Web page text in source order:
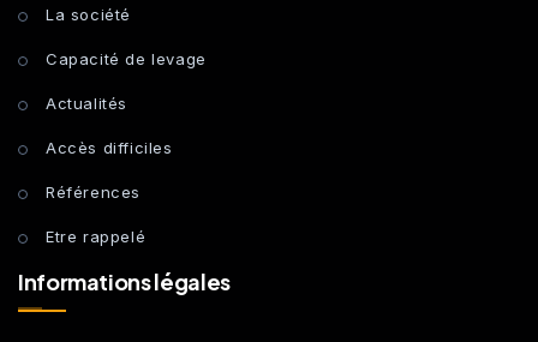
La société
Capacité de levage
Actualités
Accès difficiles
Références
Etre rappelé
Informations légales